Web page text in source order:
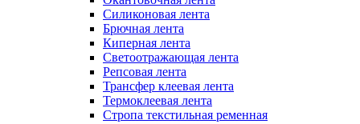
Силиконовая лента
Брючная лента
Киперная лента
Светоотражающая лента
Репсовая лента
Трансфер клеевая лента
Термоклеевая лента
Стропа текстильная ременная